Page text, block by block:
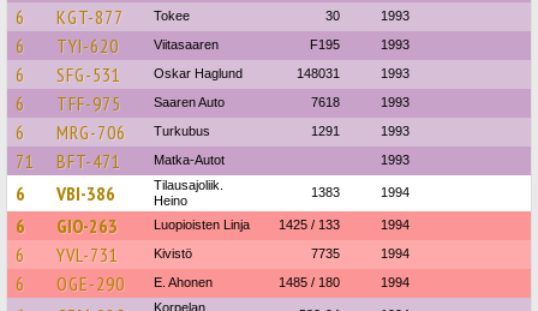
6 KGT-877 Tokee 30 1993
6 TYI-620 Viitasaaren F195 1993
6 SFG-531 Oskar Haglund 148031 1993
6 TFF-975 Saaren Auto 7618 1993
6 MRG-706 Turkubus 1291 1993
71 BFT-471 Matka-Autot 1993
6 VBI-386
Tilausajoliik.
Heino
1383 1994
6 GIO-263 Luopioisten Linja 1425 / 133 1994
6 YVL-731 Kivistö 7735 1994
6 OGE-290 E. Ahonen 1485 / 180 1994
Korpelan